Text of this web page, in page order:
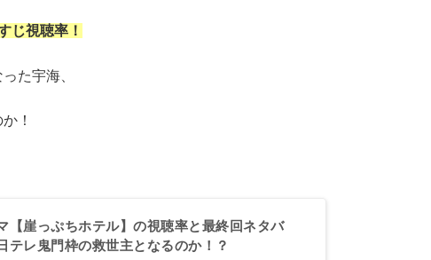
じ視聴率！
た宇海、
！
【崖っぷちホテル】の視聴率と最終回ネタバ
テレ鬼門枠の救世主となるのか！？